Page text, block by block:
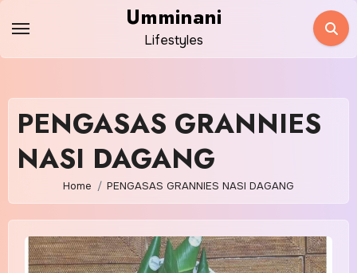
content
Umminani
Lifestyles
PENGASAS GRANNIES
NASI DAGANG
Home PENGASAS GRANNIES NASI DAGANG